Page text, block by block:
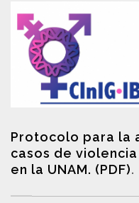
Protocolo para la
casos de
en la UNAM. (PDF).